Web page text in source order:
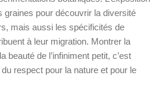
graines pour découvrir la diversité
mais aussi les spécificités de
à leur migration. Montrer la
beauté de l’infiniment petit, c’est
respect pour la nature et pour le